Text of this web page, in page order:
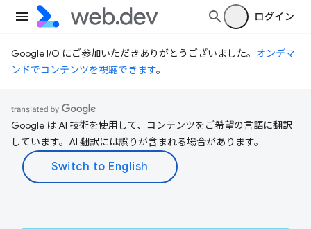
ログイン
Google I/O にご参加いただきありがとうございました。 オンデマ
ンドでコンテンツを視聴できます。
Google は AI 技術を使用して、コンテンツをご希望の言語に翻訳
しています。AI 翻訳には誤りが含まれる場合があります。